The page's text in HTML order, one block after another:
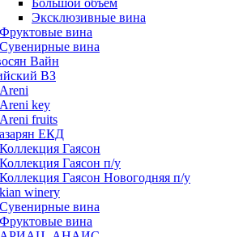
Большой объем
Эксклюзивные вина
Фруктовые вина
Cувенирные вина
Вайн
ВЗ
Areni
Areni key
Areni fruits
ЕКД
Коллекция Гаясон
Коллекция Гаясон п/у
Коллекция Гаясон Новогодняя п/у
winery
Сувенирные вина
Фруктовые вина